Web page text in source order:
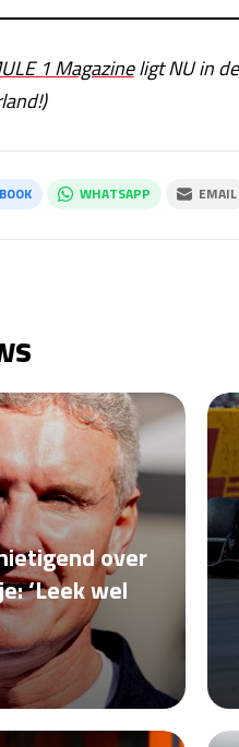
1 Magazineligt NU in
WHATSAPP EMAIL
over
‘Leek wel